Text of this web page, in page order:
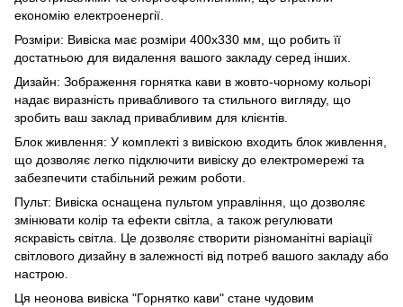
економію електроенергії.
Розміри: Вивіска має розміри 400х330 мм, що робить її
достатньою для видалення вашого закладу серед інших.
Дизайн: Зображення горнятка кави в жовто-чорному кольорі
надає виразність привабливого та стильного вигляду, що
зробить ваш заклад привабливим для клієнтів.
Блок живлення: У комплекті з вивіскою входить блок живлення,
що дозволяє легко підключити вивіску до електромережі та
забезпечити стабільний режим роботи.
Пульт: Вивіска оснащена пультом управління, що дозволяє
змінювати колір та ефекти світла, а також регулювати
яскравість світла. Це дозволяє створити різноманітні варіації
світлового дизайну в залежності від потреб вашого закладу або
настрою.
Ця неонова вивіска "Горнятко кави" стане чудовим